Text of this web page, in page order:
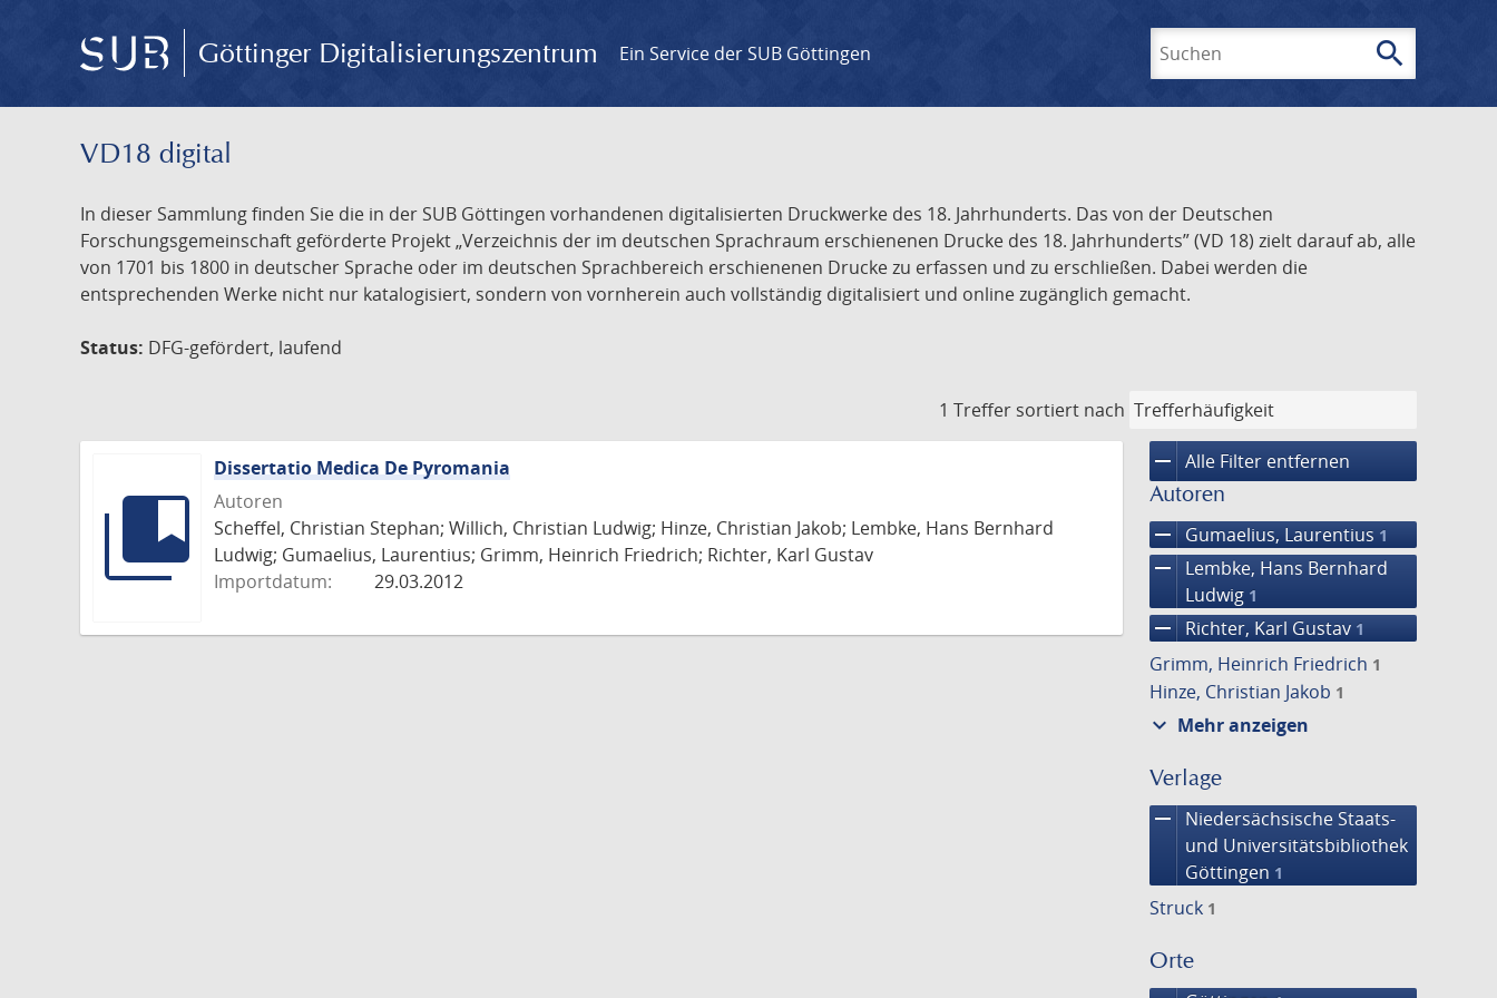
Göttinger Digitalisierungszentrum Ein Service der SUB Göttingen search
VD18 digital
In dieser Sammlung finden Sie die in der SUB Göttingen vorhandenen digitalisierten Druckwerke des 18. Jahrhunderts. Das von der Deutschen
Forschungsgemeinschaft geförderte Projekt „Verzeichnis der im deutschen Sprachraum erschienenen Drucke des 18. Jahrhunderts” (VD 18) zielt darauf ab, alle
von 1701 bis 1800 in deutscher Sprache oder im deutschen Sprachbereich erschienenen Drucke zu erfassen und zu erschließen. Dabei werden die
entsprechenden Werke nicht nur katalogisiert, sondern von vornherein auch vollständig digitalisiert und online zugänglich gemacht.
Status: DFG-gefördert, laufend
1 Treffer sortiert nach
remove Alle Filter entfernen
Autoren
remove Gumaelius, Laurentius 1
remove
Lembke, Hans Bernhard
Ludwig 1
remove Richter, Karl Gustav 1
Grimm, Heinrich Friedrich 1
Hinze, Christian Jakob 1
expand_more Mehr anzeigen
Verlage
remove
Niedersächsische Staats-
und Universitätsbibliothek
Göttingen 1
Struck 1
Orte
Dissertatio Medica De Pyromania
Autoren
Scheffel, Christian Stephan; Willich, Christian Ludwig; Hinze, Christian Jakob; Lembke, Hans Bernhard
Ludwig; Gumaelius, Laurentius; Grimm, Heinrich Friedrich; Richter, Karl Gustav
Importdatum:
29.03.2012